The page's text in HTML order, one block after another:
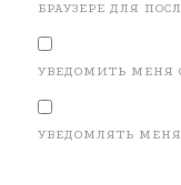
БРАУЗЕРЕ ДЛЯ
УВЕДОМИТЬ МЕНЯ
УВЕДОМЛЯТЬ